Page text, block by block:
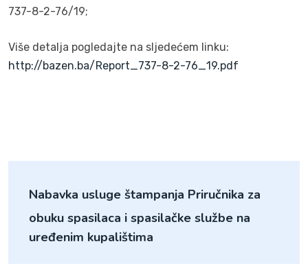
737-8-2-76/19;
Više detalja pogledajte na sljedećem linku:
http://bazen.ba/Report_737-8-2-76_19.pdf
Nabavka usluge štampanja Priručnika za
obuku spasilaca i spasilačke službe na
uređenim kupalištima